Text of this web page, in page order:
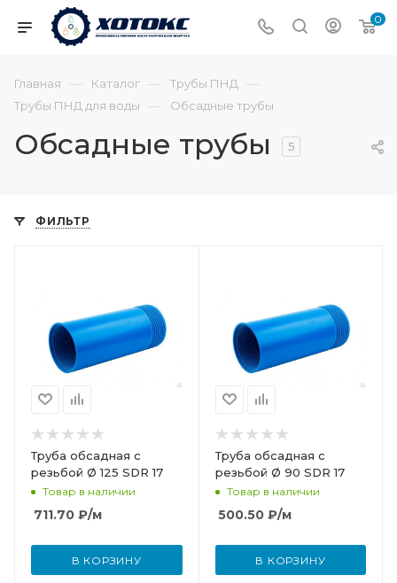
0
Главная — Каталог — Трубы ПНД —
Трубы ПНД для воды — Обсадные трубы
Обсадные трубы 5
ФИЛЬТР
Труба обсадная с
резьбой Ø 125 SDR 17
Товар в наличии
711.70 ₽/м
В КОРЗИНУ
Труба обсадная с
резьбой Ø 90 SDR 17
Товар в наличии
500.50₽/м
В КОРЗИНУ